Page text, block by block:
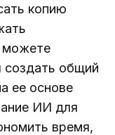
копию
можете
создать общий
ее основе
ИИ для
время,